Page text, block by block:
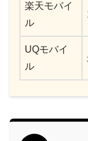
楽天モバイ
ル
UQモバイ
ル